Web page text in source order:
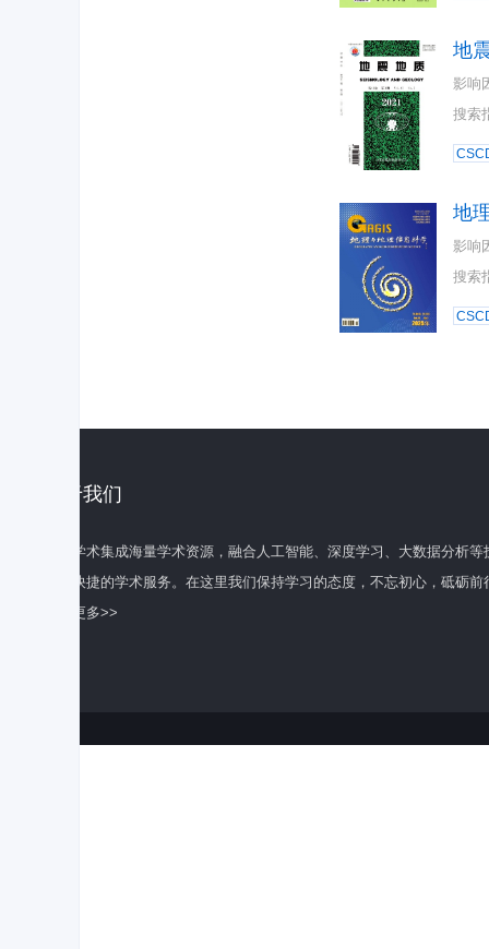
地
影响
搜索
地
影响
搜索
关于我们
百度学术集成海量学术资源，融合人工智能、深度学习、大数据分析
全面快捷的学术服务。在这里我们保持学习的态度，不忘初心，砥砺前
了解更多>>